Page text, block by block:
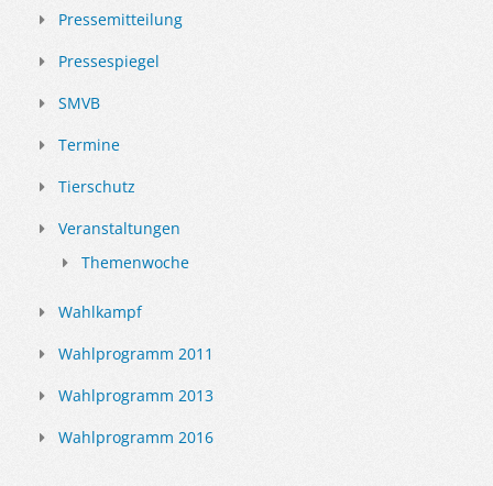
Pressemitteilung
Pressespiegel
SMVB
Termine
Tierschutz
Veranstaltungen
Themenwoche
Wahlkampf
Wahlprogramm 2011
Wahlprogramm 2013
Wahlprogramm 2016